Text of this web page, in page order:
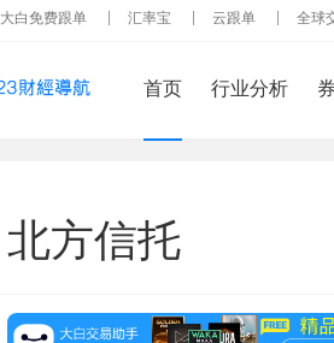
大白免费跟单 汇率宝 云跟单 全球
首页 行业分析
北方信托